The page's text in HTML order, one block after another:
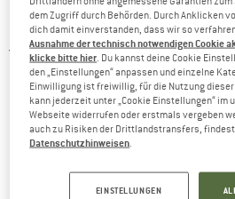
aber nicht nur im Material selbst. Der
im Detail, so kann z.B. das
verwendet wird, tierisches Protein
dem Zugriff durch Behörden. Durch Anklicken
dich damit einverstanden, dass wir so
Ausnahme der technisch notwendigen Cookie
klicke bitte hier . Du kannst deine Cookie
den „Einstellungen“ anpassen und einzelne
Einwilligung ist freiwillig, für die Nutzung
kann jederzeit unter „Cookie Einstellungen“ im
Webseite widerrufen oder erstmals vergeben
auch zu Risiken der Drittlandstransfers,
Datenschutzhinweisen
EINSTELLUNGEN